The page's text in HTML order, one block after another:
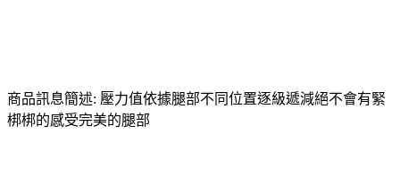
商品訊息簡述: 壓力值依據腿部不同位置逐級遞減絕不會有緊
梆梆的感受完美的腿部